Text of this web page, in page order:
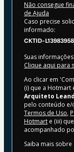
Não consegue
de Ajuda
Caso precise
informado:
CKTID-
Suas
Clique aqui para
Ao clicar em
(i) que a
Arquiteto
pelo conteúdo e/
Termos de Uso,
Hotmart e (iii)
acompanhado
Saiba mais